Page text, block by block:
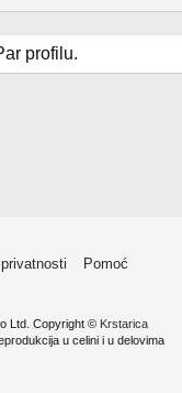
profilu.
Pomoć
Ltd. Copyright © Krstarica
u celini i u delovima